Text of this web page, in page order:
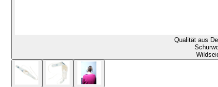
Qualität aus